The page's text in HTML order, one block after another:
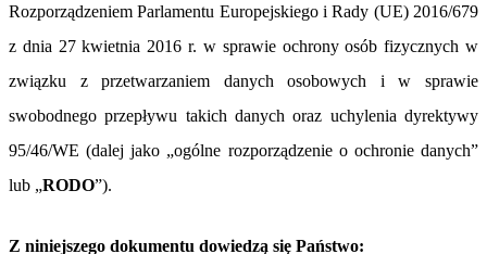
Rozporządzeniem Parlamentu Europejskiego i Rady (UE) 2016/679
z dnia 27 kwietnia 2016 r. w sprawie ochrony osób fizycznych w
związku z przetwarzaniem danych osobowych i w sprawie
swobodnego przepływu takich danych oraz uchylenia dyrektywy
95/46/WE (dalej jako „ogólne rozporządzenie o ochronie danych”
lub „RODO”).
Z niniejszego dokumentu dowiedzą się Państwo: